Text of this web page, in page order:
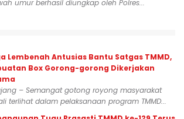
umur berhasil diungkap oleh Polres...
Lembenah Antusias Bantu Satgas TMMD,
Box Gorong-gorong Dikerjakan
– Semangat gotong royong masyarakat
terlihat dalam pelaksanaan program TMMD...